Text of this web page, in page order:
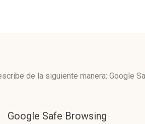
de la siguiente manera: Google
Google Safe Browsing